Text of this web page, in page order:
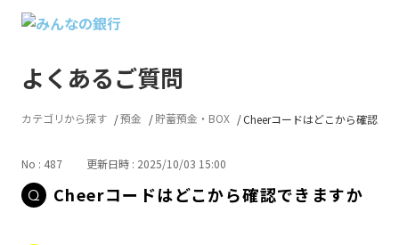
よくあるご質問
カテゴリから探す 預金 貯蓄預金・BOX Cheerコードはどこから確認で
No : 487 更新日時 : 2025/10/03 15:00
Cheerコードはどこから確認できますか